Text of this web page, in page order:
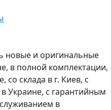
новые и оригинальные
в полной комплектации,
со склада в г. Киев, с
Украине, с гарантийным
в